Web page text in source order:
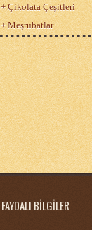
+ Çikolata Çeşitleri
+ Meşrubatlar
FAYDALI BİLGİLER